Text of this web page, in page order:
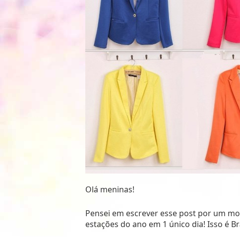
Olá meninas!
Pensei em escrever esse post por um
estações do ano em 1 único dia! Isso é